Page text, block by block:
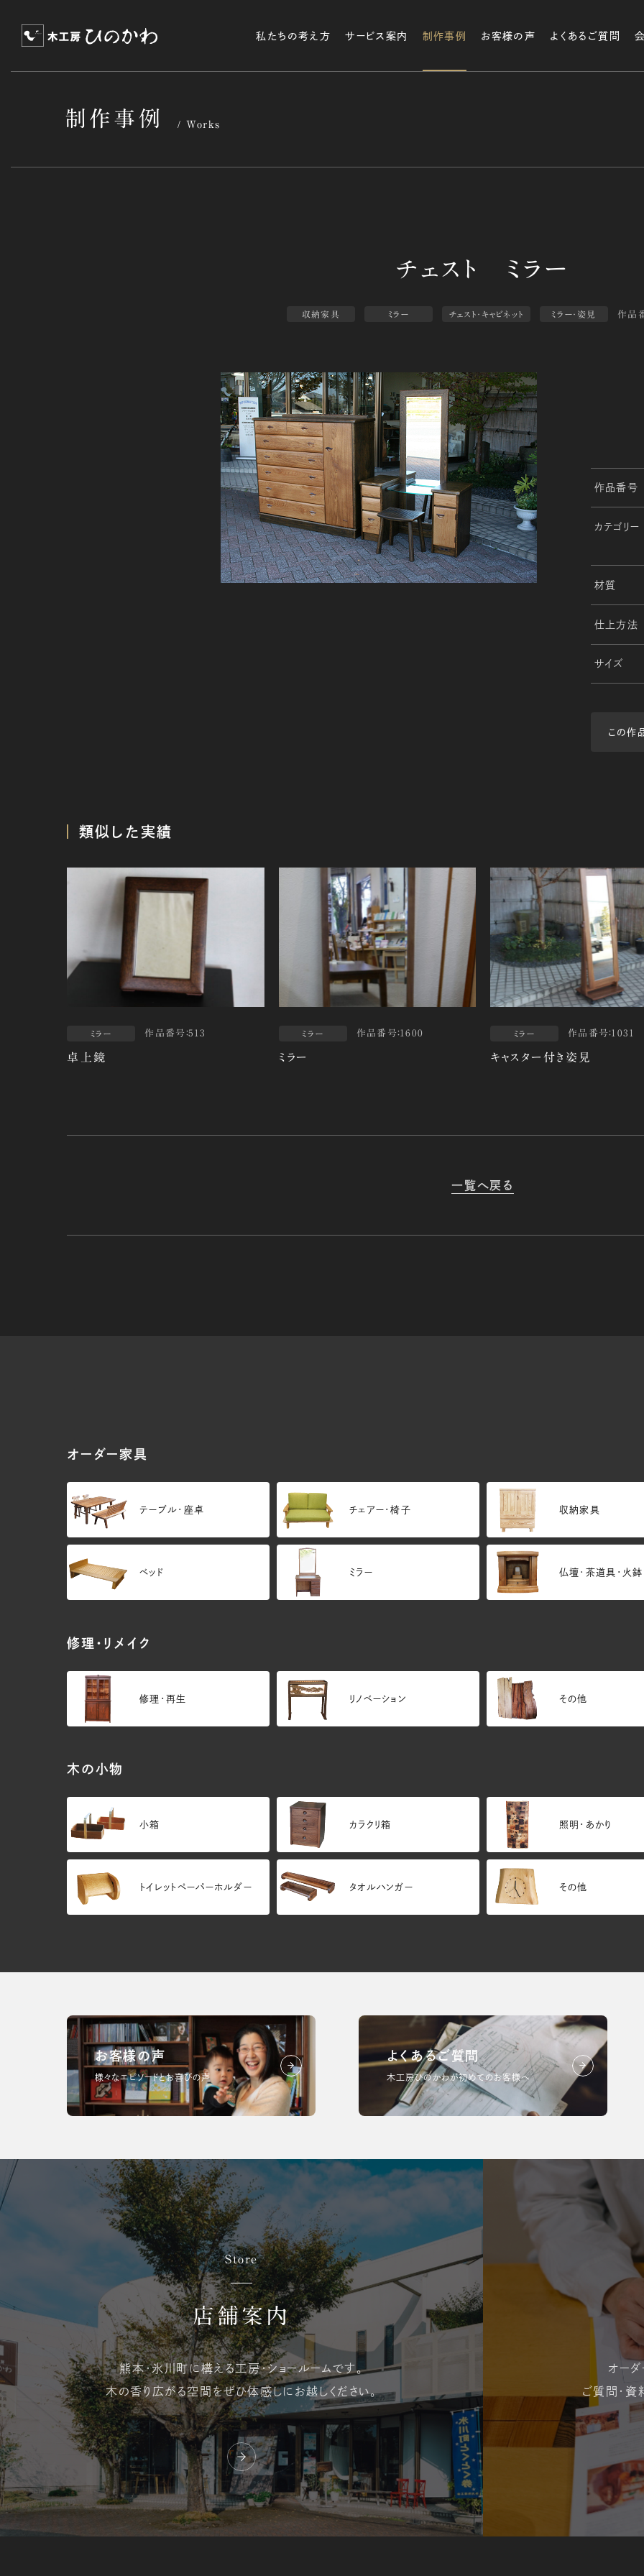
私たちの考え方 サービス案内 制作事例 お客様の声 よくあるご質問
制作事例 Works
収納家具 ミラー チェスト・キャビネット ミラー・姿見 作品
作品番号
カテゴリー
材質
仕上方法
サイズ
この作
類似した実績
ミラー 作品番号：513
卓上鏡
ミラー 作品番号：1600
ミラー
ミラー 作品番号：1031
キャスター付き姿見
一覧へ戻る
オーダー家具
テーブル・座卓 チェアー・椅子 収納家具
ベッド ミラー 仏壇･茶道具・火鉢
修理・リメイク
修理・再生 リノベーション その他
木の小物
小箱 カラクリ箱 照明・あかり
トイレットペーパーホルダー タオルハンガー その他
お客様の声
様々なエピソードとお喜びの声
よくあるご質問
木工房ひのかわが初めてのお客様へ
Store
店舗案内
熊本・氷川町に構える工房・ショールームです。
木の香り広がる空間をぜひ体感しにお越しください。
オーダ
ご質問・資